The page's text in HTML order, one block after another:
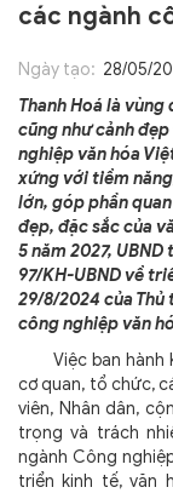
các ngành
Ngày tạo: 28/05/
Thanh Hoá là
cũng như cảnh
nghiệp văn hóa
xứng với tiềm
lớn, góp phần
đẹp, đặc sắc của
5 năm 2027, UBND
97/KH-UBND về
29/8/2024 của
công nghiệp văn
Việc ban hành
cơ quan, tổ chức,
viên, Nhân dân,
trọng và trách
ngành Công
triển kinh tế, văn